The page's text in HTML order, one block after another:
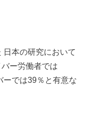
日本の研究において
ー労働者では
ーでは39％と有意な